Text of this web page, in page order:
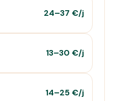
24–37 €/j
13–30 €/j
14–25 €/j